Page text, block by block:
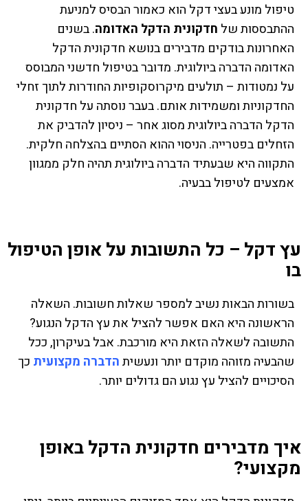
טיפול מונע בעצי דקל הוא כאמור הבסיס למניעת
ההתבססות של חדקונית הדקל האדומה. בשנים
האחרונות בודקים מדבירים בנושא חדקונית הדקל
האדומה הדברה ביולוגית. מדובר בטיפול חדשני המבוסס
על נמטודות – תולעים מיקרוסקופיות החודרות לתוך זחלי
החדקוניות ומשמידות אותם. בעבר נוסתה על חדקונית
הדקל הדברה ביולוגית מסוג אחר – ניסיון להדביק את
הזחלים בפטרייה. הניסוי ההוא הסתיים בהצלחה חלקית.
התקווה היא שבעתיד הדברה ביולוגית תהיה חלק ממגוון
אמצעים לטיפול בבעיה.
עץ דקל – כל התשובות על אופן הטיפול
בו
בשורות הבאות נשיב למספר שאלות חשובות. השאלה
הראשונה היא האם אפשר להציל את עץ הדקל הנגוע?
התשובה לשאלה הזאת היא מורכבת. אבל בעיקרון, ככל
שהבעיה מזוהה מוקדם יותר ונעשיתהדברה מקצועית כך
הסיכויים להציל עץ נגוע הם גדולים יותר.
איך מדבירים חדקונית הדקל באופן
מקצועי?